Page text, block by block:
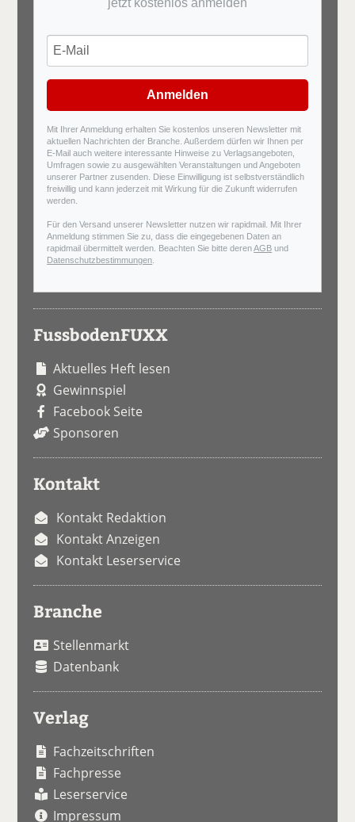
Anmelden
Mit Ihrer Anmeldung erhalten Sie kostenlos unseren Newsletter mit
aktuellen Nachrichten der Branche. Außerdem dürfen wir Ihnen per
E-Mail auch weitere interessante Hinweise zu Verlagsangeboten,
Umfragen sowie zu ausgewählten Veranstaltungen und Angeboten
unserer Partner zusenden. Diese Einwilligung ist selbstverständlich
freiwillig und kann jederzeit mit Wirkung für die Zukunft widerrufen
werden.
Für den Versand unserer Newsletter nutzen wir rapidmail. Mit Ihrer
Anmeldung stimmen Sie zu, dass die eingegebenen Daten an
rapidmail übermittelt werden. Beachten Sie bitte derenAGB und
Datenschutzbestimmungen
FussbodenFUXX
Aktuelles Heft lesen
Gewinnspiel
Facebook Seite
Sponsoren
Kontakt
Kontakt Redaktion
Kontakt Anzeigen
Kontakt Leserservice
Branche
Stellenmarkt
Datenbank
Verlag
Fachzeitschriften
Fachpresse
Leserservice
Impressum